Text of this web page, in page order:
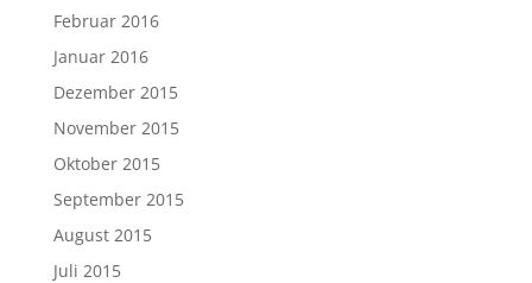
Februar 2016
Januar 2016
Dezember 2015
November 2015
Oktober 2015
September 2015
August 2015
Juli 2015